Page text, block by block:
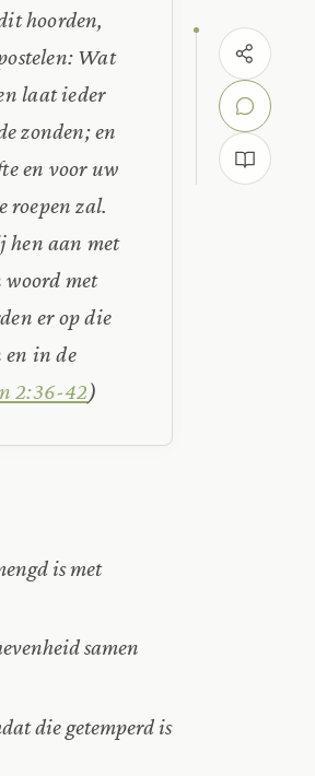
hoorden,
Wat
laat ieder
zonden; en
en voor uw
roepen zal.
hen aan met
met
er op die
en in de
2:36-42)
is met
samen
die getemperd is